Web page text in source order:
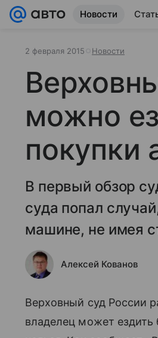
Новости
2 февраля 2015 Новости
можно
покупки
В первый обзор
суда попал
машине, не имея
Алексей Кованов
Верховный суд России
владелец может ездить